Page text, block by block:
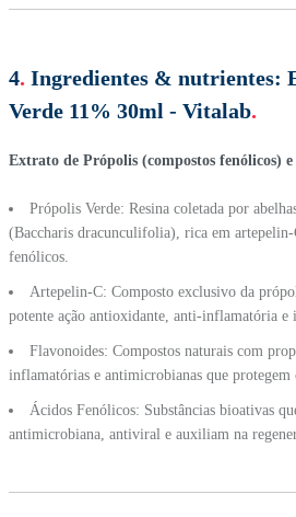
4. Ingredientes & nutrientes:
Verde 11% 30ml - Vitalab.
Extrato de Própolis (compostos fenólicos)
Própolis Verde: Resina coletada por
(Baccharis dracunculifolia), rica em
fenólicos.
Artepelin-C: Composto exclusivo da
potente ação antioxidante, anti-inflamatória e
Flavonoides: Compostos naturais com
inflamatórias e antimicrobianas que protegem
Ácidos Fenólicos: Substâncias bioativas
antimicrobiana, antiviral e auxiliam na